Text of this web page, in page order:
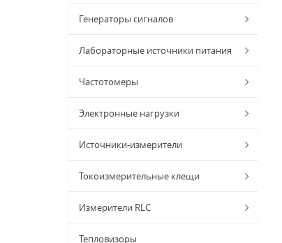
Генераторы сигналов
Лабораторные источники питания
Частотомеры
Электронные нагрузки
Источники-измерители
Токоизмерительные клещи
Измерители RLC
Тепловизоры